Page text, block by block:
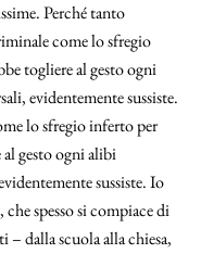
Perché tanto
come lo sfregio
togliere al gesto ogni
evidentemente sussiste.
lo sfregio inferto per
al gesto ogni alibi
sussiste. Io
spesso si compiace di
dalla scuola alla chiesa,